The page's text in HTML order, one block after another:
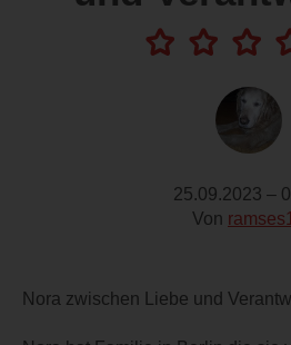
25.09.2023 –
Von
Nora zwischen Liebe und